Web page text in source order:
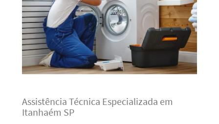
Assistência Técnica Especializada em
Itanhaém SP